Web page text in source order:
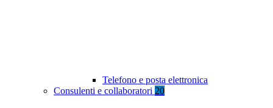
Telefono e posta elettronica
Consulenti e collaboratori 20